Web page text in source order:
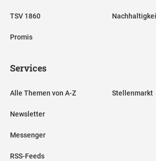
TSV 1860
Promis
Services
Alle Themen von A-Z
Newsletter
Messenger
RSS-Feeds
Stellenmarkt